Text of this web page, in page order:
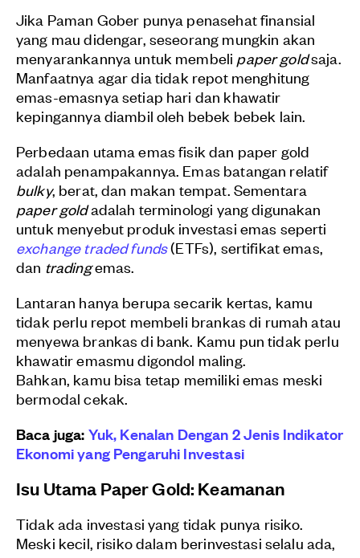
Jika Paman Gober punya penasehat finansial
yang mau didengar, seseorang mungkin akan
menyarankannya untuk membeli paper goldsaja.
Manfaatnya agar dia tidak repot menghitung
emas-emasnya setiap hari dan khawatir
kepingannya diambil oleh bebek bebek lain.
Perbedaan utama emas fisik dan paper gold
adalah penampakannya. Emas batangan relatif
bulky, berat, dan makan tempat. Sementara
paper goldadalah terminologi yang digunakan
untuk menyebut produk investasi emas seperti
exchange traded funds(ETFs), sertifikat emas,
dan tradingemas.
Lantaran hanya berupa secarik kertas, kamu
tidak perlu repot membeli brankas di rumah atau
menyewa brankas di bank. Kamu pun tidak perlu
khawatir emasmu digondol maling.
Bahkan, kamu bisa tetap memiliki emas meski
bermodal cekak.
Baca juga:Yuk, Kenalan Dengan 2 Jenis Indikator
Ekonomi yang Pengaruhi Investasi
Isu Utama Paper Gold: Keamanan
Tidak ada investasi yang tidak punya risiko.
Meski kecil, risiko dalam berinvestasi selalu ada,